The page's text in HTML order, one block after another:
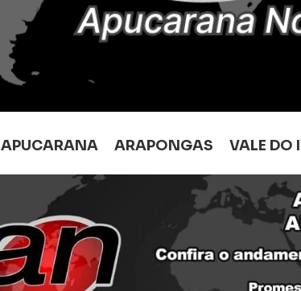
APUCARANA ARAPONGAS VALE DO